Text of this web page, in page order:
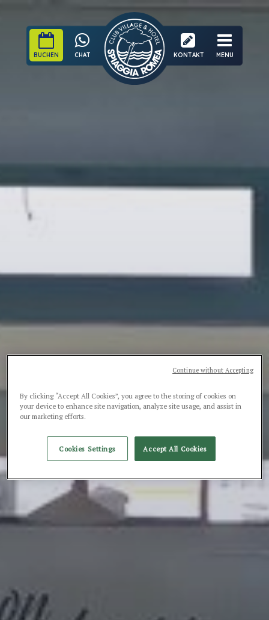
BUCHEN CHAT KONTAKT MENU
By clicking “Accept All Cookies”, you agree to the storing of cookies on
your device to enhance site navigation, analyze site usage, and assist in
our marketing efforts.
Cookies Settings Accept All Cookies
Continue without Accepting